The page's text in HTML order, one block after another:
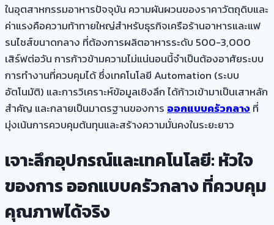
ในอุตสาหกรรมอาหารปัจจุบัน ความผันผวนของราคาวัตถุดิบและ
ค่าแรงคือความท้าทายใหญ่สำหรับธุรกิจเครือร้านอาหารและแฟ
รนไชส์ขนาดกลาง ที่ต้องการผลิตอาหารระดับ 500-3,000
เสิร์ฟต่อวัน การก้าวข้ามความไม่แน่นอนนี้จำเป็นต้องอาศัยระบบ
การทำงานที่ควบคุมได้ ซึ่งเทคโนโลยี Automation (ระบบ
อัตโนมัติ) และการวิเคราะห์ข้อมูลเชิงลึก ได้ก้าวเข้ามาเป็นเสาหลัก
สำคัญ และกลายเป็นมาตรฐานของการ ออกแบบครัวกลางที่
มุ่งเน้นการควบคุมต้นทุนและสร้างความมั่นคงในระยะยาว
เจาะลึกอุปกรณ์และเทคโนโลยี: หัวใจ
ของการ ออกแบบครัวกลาง ที่ควบคุม
คุณภาพได้จริง